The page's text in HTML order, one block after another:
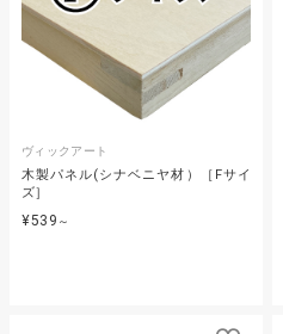
ヴィックアート
木製パネル(シナベニヤ材）［Fサイ
ズ］
¥539 ～